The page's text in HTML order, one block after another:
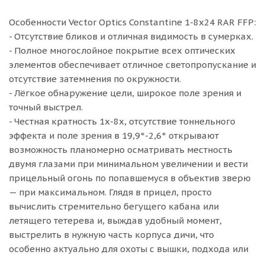
Особенности Vector Optics Constantine 1-8x24 RAR FFP:
- Отсутствие бликов и отличная видимость в сумерках.
- Полное многослойное покрытие всех оптических
элементов обеспечивает отличное светопропускание и
отсутствие затемнения по окружности.
- Лёгкое обнаружение цели, широкое поле зрения и
точный выстрел.
- Честная кратность 1х-8х, отсутствие тоннельного
эффекта и поле зрения в 19,9°-2,6° открывают
возможность планомерно осматривать местность
двумя глазами при минимальном увеличении и вести
прицельный огонь по попавшемуся в объектив зверю
— при максимальном. Глядя в прицел, просто
вычислить стремительно бегущего кабана или
летящего тетерева и, выждав удобный момент,
выстрелить в нужную часть корпуса дичи, что
особенно актуально для охоты с вышки, подхода или